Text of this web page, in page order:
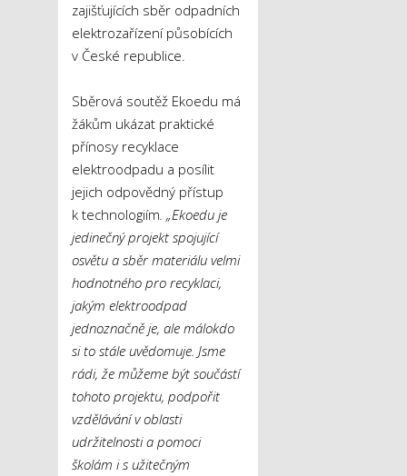
zajišťujících sběr odpadních
elektrozařízení působících
v České republice.
Sběrová soutěž Ekoedu má
žákům ukázat praktické
přínosy recyklace
elektroodpadu a posílit
jejich odpovědný přístup
k technologiím. „Ekoedu je
jedinečný projekt spojující
osvětu a sběr materiálu velmi
hodnotného pro recyklaci,
jakým elektroodpad
jednoznačně je, ale málokdo
si to stále uvědomuje. Jsme
rádi, že můžeme být součástí
tohoto projektu, podpořit
vzdělávání v oblasti
udržitelnosti a pomoci
školám i s užitečným